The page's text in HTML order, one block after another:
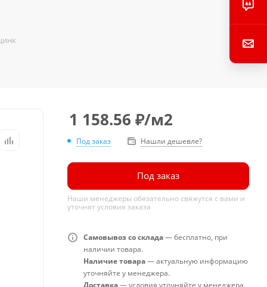
1 158.56 ₽/м2
Под заказ Нашли дешевле?
Под заказ
Наши менеджеры обязательно свяжутся с вами и
уточнят условия заказа
Самовывоз со склада— бесплатно, при
наличии товара.
Наличие товара— актуальную информацию
уточняйте у менеджера.
Доставка— условия уточняйте у менеджера.